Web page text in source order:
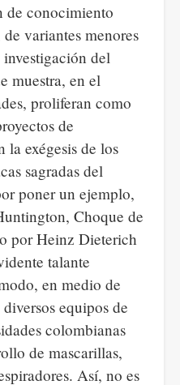
de conocimiento
variantes menores
investigación del
muestra, en el
proliferan como
de
la exégesis de los
sagradas del
poner un ejemplo,
Choque de
por Heinz Dieterich
talante
en medio de
equipos de
colombianas
de mascarillas,
Así, no es